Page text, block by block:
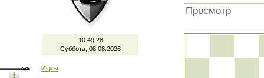
10:49:28
Суббота, 08.08.2026
Игры
Просмотр